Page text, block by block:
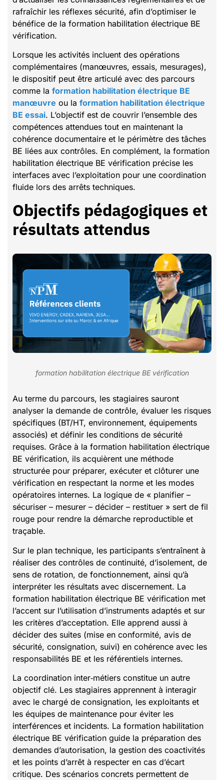
rafraîchir les réflexes sécurité, afin d’optimiser le
bénéfice de la formation habilitation électrique BE
vérification.
Lorsque les activités incluent des opérations
complémentaires (manœuvres, essais, mesurages),
le dispositif peut être articulé avec des parcours
comme la formation habilitation électrique BE
manœuvre ou la formation habilitation électrique
BE essai. L’objectif est de couvrir l’ensemble des
compétences attendues tout en maintenant la
cohérence documentaire et le périmètre des tâches
BE liées aux contrôles. En complément, la formation
habilitation électrique BE vérification précise les
interfaces avec l’exploitation pour une coordination
fluide lors des arrêts techniques.
Objectifs pédagogiques et
résultats attendus
formation habilitation électrique BE vérification
Au terme du parcours, les stagiaires sauront
analyser la demande de contrôle, évaluer les risques
spécifiques (BT/HT, environnement, équipements
associés) et définir les conditions de sécurité
requises. Grâce à la formation habilitation électrique
BE vérification, ils acquièrent une méthode
structurée pour préparer, exécuter et clôturer une
vérification en respectant la norme et les modes
opératoires internes. La logique de « planifier –
sécuriser – mesurer – décider – restituer » sert de fil
rouge pour rendre la démarche reproductible et
traçable.
Sur le plan technique, les participants s’entraînent à
réaliser des contrôles de continuité, d’isolement, de
sens de rotation, de fonctionnement, ainsi qu’à
interpréter les résultats avec discernement. La
formation habilitation électrique BE vérification met
l’accent sur l’utilisation d’instruments adaptés et sur
les critères d’acceptation. Elle apprend aussi à
décider des suites (mise en conformité, avis de
sécurité, consignation, suivi) en cohérence avec les
responsabilités BE et les référentiels internes.
La coordination inter‑métiers constitue un autre
objectif clé. Les stagiaires apprennent à interagir
avec le chargé de consignation, les exploitants et
les équipes de maintenance pour éviter les
interférences et incidents. La formation habilitation
électrique BE vérification guide la préparation des
demandes d’autorisation, la gestion des coactivités
et les points d’arrêt à respecter en cas d’écart
critique. Des scénarios concrets permettent de